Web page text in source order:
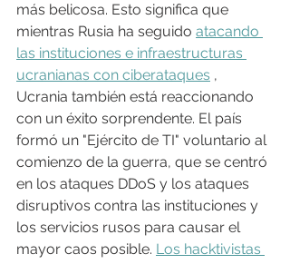
más belicosa. Esto significa que
mientras Rusia ha seguido atacando
las instituciones e infraestructuras
ucranianas con ciberataques ,
Ucrania también está reaccionando
con un éxito sorprendente. El país
formó un "Ejército de TI" voluntario al
comienzo de la guerra, que se centró
en los ataques DDoS y los ataques
disruptivos contra las instituciones y
los servicios rusos para causar el
mayor caos posible. Los hacktivistas